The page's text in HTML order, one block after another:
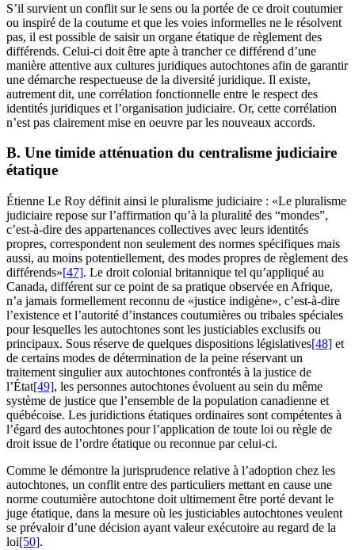
S’il survient un conflit sur le sens ou la portée de ce droit coutumier
ou inspiré de la coutume et que les voies informelles ne le résolvent
pas, il est possible de saisir un organe étatique de règlement des
différends. Celui-ci doit être apte à trancher ce différend d’une
manière attentive aux cultures juridiques autochtones afin de garantir
une démarche respectueuse de la diversité juridique. Il existe,
autrement dit, une corrélation fonctionnelle entre le respect des
identités juridiques et l’organisation judiciaire. Or, cette corrélation
n’est pas clairement mise en oeuvre par les nouveaux accords.
B. Une timide atténuation du centralisme judiciaire
étatique
Étienne Le Roy définit ainsi le pluralisme judiciaire : «Le pluralisme
judiciaire repose sur l’affirmation qu’à la pluralité des “mondes”,
c’est-à-dire des appartenances collectives avec leurs identités
propres, correspondent non seulement des normes spécifiques mais
aussi, au moins potentiellement, des modes propres de règlement des
différends»[47]. Le droit colonial britannique tel qu’appliqué au
Canada, différent sur ce point de sa pratique observée en Afrique,
n’a jamais formellement reconnu de «justice indigène», c’est-à-dire
l’existence et l’autorité d’instances coutumières ou tribales spéciales
pour lesquelles les autochtones sont les justiciables exclusifs ou
principaux. Sous réserve de quelques dispositions législatives[48] et
de certains modes de détermination de la peine réservant un
traitement singulier aux autochtones confrontés à la justice de
l’État[49], les personnes autochtones évoluent au sein du même
système de justice que l’ensemble de la population canadienne et
québécoise. Les juridictions étatiques ordinaires sont compétentes à
l’égard des autochtones pour l’application de toute loi ou règle de
droit issue de l’ordre étatique ou reconnue par celui-ci.
Comme le démontre la jurisprudence relative à l’adoption chez les
autochtones, un conflit entre des particuliers mettant en cause une
norme coutumière autochtone doit ultimement être porté devant le
juge étatique, dans la mesure où les justiciables autochtones veulent
se prévaloir d’une décision ayant valeur exécutoire au regard de la
loi[50].